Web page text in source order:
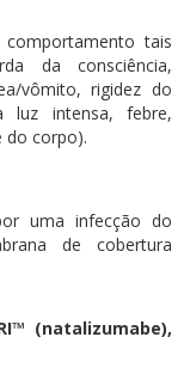
tais
da consciência,
vômito, rigidez do
luz intensa, febre,
do corpo).
uma infecção do
de cobertura
(natalizumabe),